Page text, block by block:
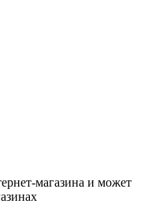
магазина и может